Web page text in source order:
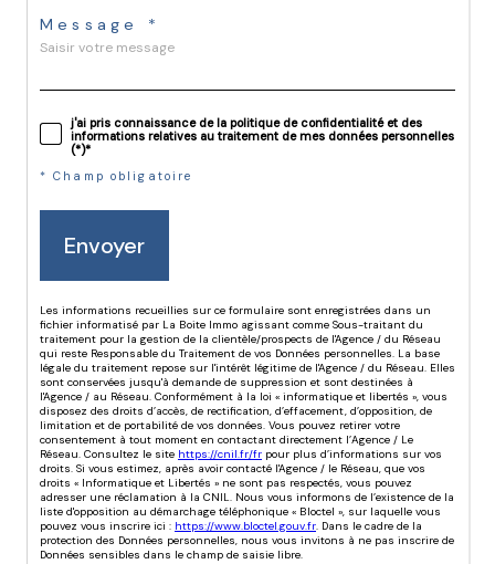
Message *
j'ai pris connaissance de la politique de confidentialité et des
informations relatives au traitement de mes données personnelles
(*)*
* Champ obligatoire
Envoyer
Les informations recueillies sur ce formulaire sont enregistrées dans un
fichier informatisé par La Boite Immo agissant comme Sous-traitant du
traitement pour la gestion de la clientèle/prospects de l'Agence / du Réseau
qui reste Responsable du Traitement de vos Données personnelles. La base
légale du traitement repose sur l'intérêt légitime de l'Agence / du Réseau. Elles
sont conservées jusqu'à demande de suppression et sont destinées à
l'Agence / au Réseau. Conformément à la loi « informatique et libertés », vous
disposez des droits d’accès, de rectification, d’effacement, d’opposition, de
limitation et de portabilité de vos données. Vous pouvez retirer votre
consentement à tout moment en contactant directement l’Agence / Le
Réseau. Consultez le site https://cnil.fr/fr pour plus d’informations sur vos
droits. Si vous estimez, après avoir contacté l'Agence / le Réseau, que vos
droits « Informatique et Libertés » ne sont pas respectés, vous pouvez
adresser une réclamation à la CNIL. Nous vous informons de l’existence de la
liste d'opposition au démarchage téléphonique « Bloctel », sur laquelle vous
pouvez vous inscrire ici : https://www.bloctel.gouv.fr. Dans le cadre de la
protection des Données personnelles, nous vous invitons à ne pas inscrire de
Données sensibles dans le champ de saisie libre.